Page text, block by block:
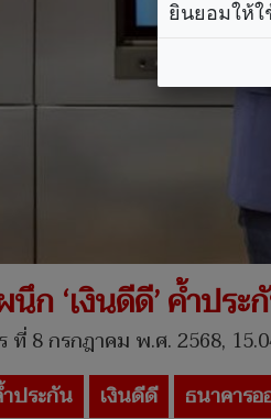
ก ‘เงินดีดี’ ค้ำปร
ที่ 8 กรกฎาคม พ.ศ. 2568,
ประกัน เงินดีดี ธนาคาร
ยินยอมให้ใ